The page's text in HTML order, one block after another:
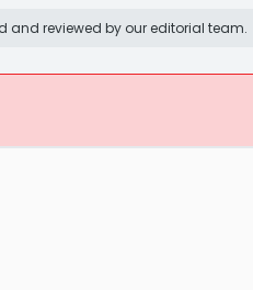
and reviewed by our editorial team.